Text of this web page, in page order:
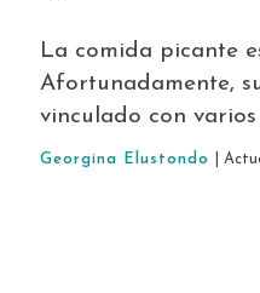
La comida picante
Afortunadamente,
vinculado con
Georgina Elustondo |